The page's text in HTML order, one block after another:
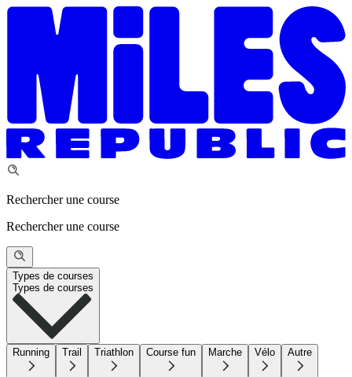
Rechercher une course
Rechercher une course
Types de courses
Types de courses
Running Trail Triathlon Course fun Marche Vélo Autre